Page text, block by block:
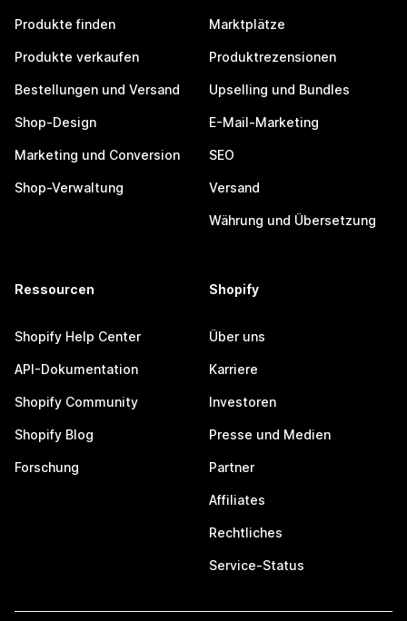
Produkte finden
Produkte verkaufen
Bestellungen und Versand
Shop-Design
Marketing und Conversion
Shop-Verwaltung
Marktplätze
Produktrezensionen
Upselling und Bundles
E-Mail-Marketing
SEO
Versand
Währung und Übersetzung
Ressourcen
Shopify Help Center
API-Dokumentation
Shopify Community
Shopify Blog
Forschung
Shopify
Über uns
Karriere
Investoren
Presse und Medien
Partner
Affiliates
Rechtliches
Service-Status